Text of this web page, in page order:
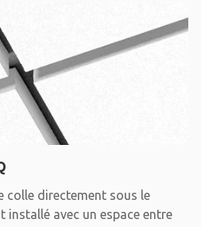
colle directement sous le
installé avec un espace entre